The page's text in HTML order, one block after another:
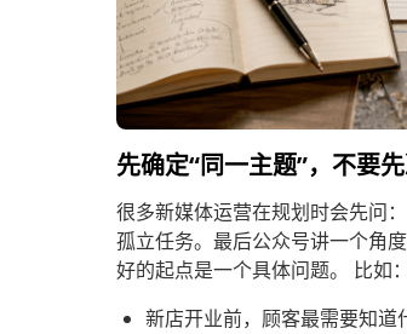
先确定“同一主题”，不要
很多新媒体运营在规划时会先问
孤立任务。最后公众号讲一个角
好的起点是一个具体问题。 比如：
新店开业前，顾客最需要知道